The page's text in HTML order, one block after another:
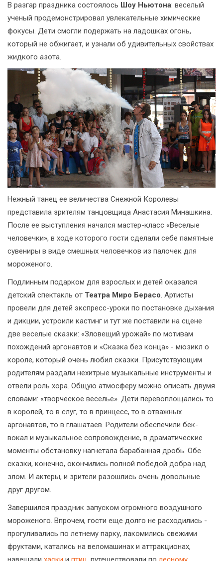
В разгар праздника состоялось Шоу Ньютона: веселый
ученый продемонстрировал увлекательные химические
фокусы. Дети смогли подержать на ладошках огонь,
который не обжигает, и узнали об удивительных свойствах
жидкого азота.
Нежный танец ее величества Снежной Королевы
представила зрителям танцовщица Анастасия Минашкина.
После ее выступления начался мастер-класс «Веселые
человечки», в ходе которого гости сделали себе памятные
сувениры в виде смешных человечков из палочек для
мороженого.
Подлинным подарком для взрослых и детей оказался
детский спектакль от Театра Миро Берасо. Артисты
провели для детей экспресс-уроки по постановке дыхания
и дикции, устроили кастинг и тут же поставили на сцене
две веселые сказки: «Зловещий урожай» по мотивам
похождений аргонавтов и «Сказка без конца» - мюзикл о
короле, который очень любил сказки. Присутствующим
родителям раздали нехитрые музыкальные инструменты и
отвели роль хора. Общую атмосферу можно описать двумя
словами: «творческое веселье». Дети перевоплощались то
в королей, то в слуг, то в принцесс, то в отважных
аргонавтов, то в глашатаев. Родители обеспечили бек-
вокал и музыкальное сопровождение, в драматические
моменты обстановку нагнетала барабанная дробь. Обе
сказки, конечно, окончились полной победой добра над
злом. И актеры, и зрители разошлись очень довольные
друг другом.
Завершился праздник запуском огромного воздушного
мороженого. Впрочем, гости еще долго не расходились -
прогуливались по летнему парку, лакомились свежими
фруктами, катались на веломашинах и аттракционах,